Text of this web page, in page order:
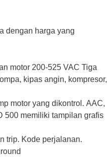
dengan harga yang
motor 200-525 VAC Tiga
kipas angin, kompresor,
motor yang dikontrol. AAC,
500 memiliki tampilan grafis
trip. Kode perjalanan.